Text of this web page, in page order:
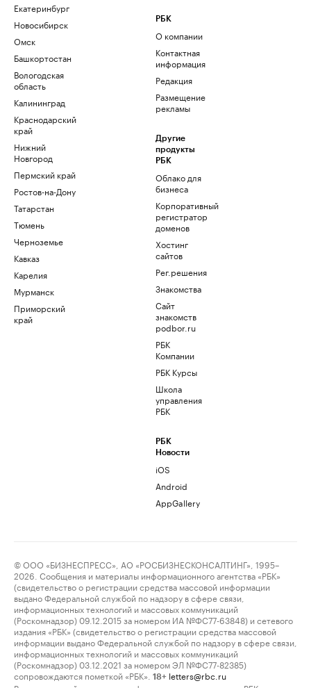
Екатеринбург
Новосибирск
Омск
Башкортостан
Вологодская
область
Калининград
Краснодарский
край
Нижний
Новгород
Пермский край
Ростов-на-Дону
Татарстан
Тюмень
Черноземье
Кавказ
Карелия
Мурманск
Приморский
край
РБК
О компании
Контактная
информация
Редакция
Размещение
рекламы
Другие
продукты
РБК
Облако для
бизнеса
Корпоративный
регистратор
доменов
Хостинг
сайтов
Рег.решения
Знакомства
Сайт
знакомств
podbor.ru
РБК
Компании
РБК Курсы
Школа
управления
РБК
РБК
Новости
iOS
Android
AppGallery
© ООО «БИЗНЕСПРЕСС», АО «РОСБИЗНЕСКОНСАЛТИНГ», 1995–
2026. Сообщения и материалы информационного агентства «РБК»
(свидетельство о регистрации средства массовой информации
выдано Федеральной службой по надзору в сфере связи,
информационных технологий и массовых коммуникаций
(Роскомнадзор) 09.12.2015 за номером ИА №ФС77-63848) и сетевого
издания «РБК» (свидетельство о регистрации средства массовой
информации выдано Федеральной службой по надзору в сфере связи,
информационных технологий и массовых коммуникаций
(Роскомнадзор) 03.12.2021 за номером ЭЛ №ФС77-82385)
сопровождаются пометкой «РБК».
18+ letters@rbc.ru